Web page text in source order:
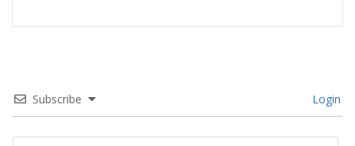
Subscribe Login